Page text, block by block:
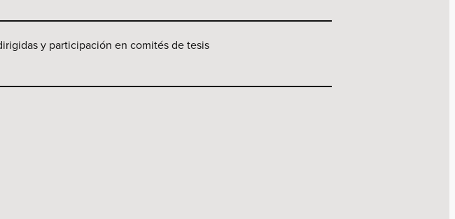
y participación en comités de tesis